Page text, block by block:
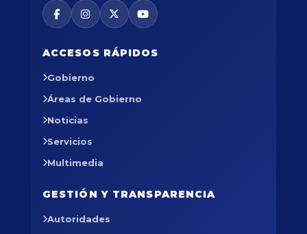
ACCESOS RÁPIDOS
Gobierno
Áreas de Gobierno
Noticias
Servicios
Multimedia
GESTIÓN Y TRANSPARENCIA
Autoridades